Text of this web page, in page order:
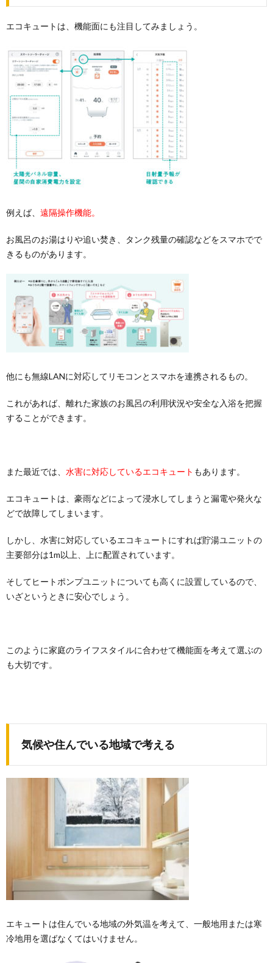
エコキュートは、機能面にも注目してみましょう。
例えば、 遠隔操作機能。
お風呂のお湯はりや追い焚き、タンク残量の確認などをスマホでで
きるものがあります。
他にも無線LANに対応してリモコンとスマホを連携されるもの。
これがあれば、離れた家族のお風呂の利用状況や安全な入浴を把握
することができます。
また最近では、 水害に対応しているエコキュート もあります。
エコキュートは、豪雨などによって浸水してしまうと漏電や発火な
どで故障してしまいます。
しかし、水害に対応しているエコキュートにすれば貯湯ユニットの
主要部分は1m以上、上に配置されています。
そしてヒートポンプユニットについても高くに設置しているので、
いざというときに安心でしょう。
このように家庭のライフスタイルに合わせて機能面を考えて選ぶの
も大切です。
気候や住んでいる地域で考える
エキュートは住んでいる地域の外気温を考えて、一般地用または寒
冷地用を選ばなくてはいけません。